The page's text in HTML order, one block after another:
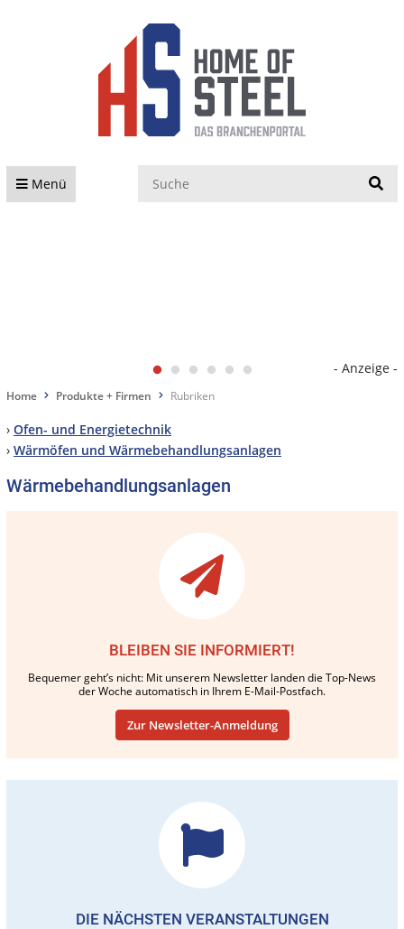
Menü
- Anzeige -
Home Produkte + Firmen Rubriken
› Ofen- und Energietechnik
› Wärmöfen und Wärmebehandlungsanlagen
Wärmebehandlungsanlagen
BLEIBEN SIE INFORMIERT!
Bequemer geht’s nicht: Mit unserem Newsletter landen die Top-News
der Woche automatisch in Ihrem E-Mail-Postfach.
Zur Newsletter-Anmeldung
DIE NÄCHSTEN VERANSTALTUNGEN